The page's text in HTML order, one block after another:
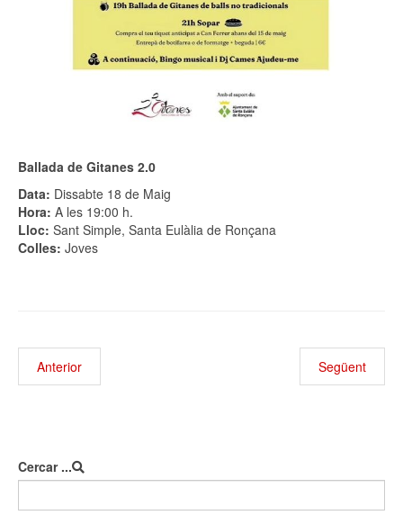
Ballada de Gitanes 2.0
Data: Dissabte 18 de Maig
Hora: A les 19:00 h.
Lloc: Sant Simple, Santa Eulàlia de Ronçana
Colles: Joves
Anterior Següent
Cercar ...